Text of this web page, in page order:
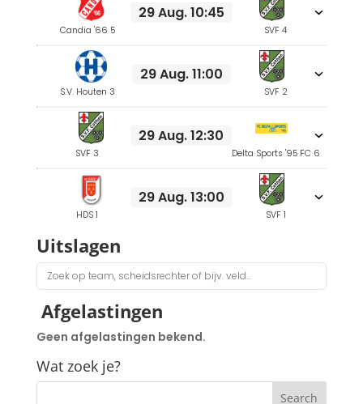
Candia '66 5
29 Aug. 10:45
SVF 4
S.V. Houten 3
29 Aug. 11:00
SVF 2
SVF 3
29 Aug. 12:30
Delta Sports '95 FC 6
HDS 1
29 Aug. 13:00
SVF 1
Uitslagen
Afgelastingen
Geen afgelastingen bekend.
Wat zoek je?